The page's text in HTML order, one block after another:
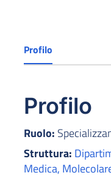
Profilo
Profilo
Ruolo:
Struttura:
Medica,